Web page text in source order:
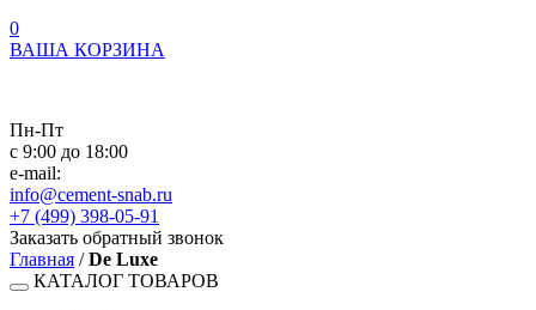
0
ВАША КОРЗИНА
Пн-Пт
с 9:00 до 18:00
e-mail:
info@cement-snab.ru
+7 (499) 398-05-91
Заказать обратный звонок
Главная /De Luxe
КАТАЛОГ ТОВАРОВ